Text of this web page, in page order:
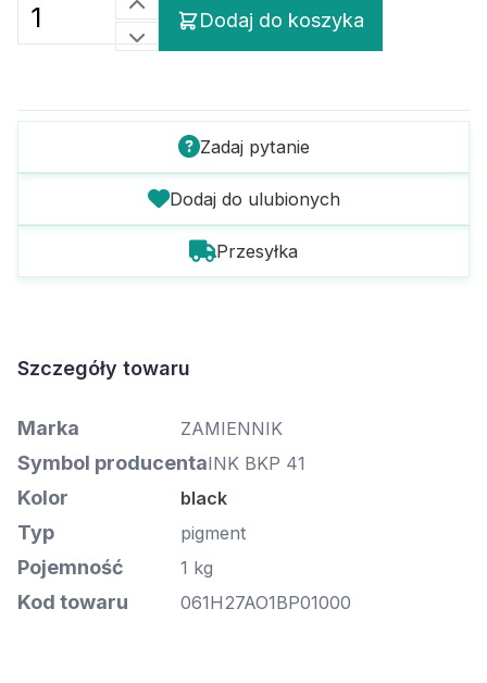
Dodaj do koszyka
Zadaj pytanie
Dodaj do ulubionych
Przesyłka
Szczegóły towaru
Marka ZAMIENNIK
Symbol producentaINK BKP 41
Kolor black
Typ pigment
Pojemność 1 kg
Kod towaru 061H27AO1BP01000